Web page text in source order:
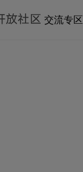
交流专区